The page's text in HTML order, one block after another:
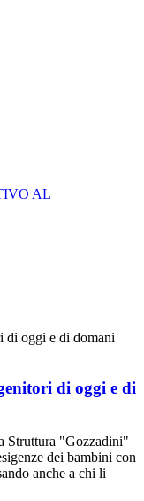
AL
di oggi e di
Struttura "Gozzadini"
dei bambini con
anche a chi li